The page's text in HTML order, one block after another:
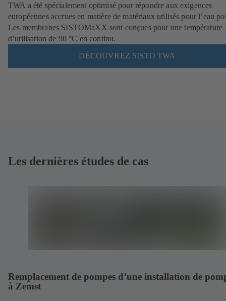
TWA a été spécialement optimisé pour répondre aux exigences
européennes accrues en matière de matériaux utilisés pour l’eau
Les membranes SISTOMaXX sont conçues pour une température
d’utilisation de 90 °C en continu.
DÉCOUVREZ SISTO TWA
Les dernières études de cas
Remplacement de pompes d’une installation de
à Zemst